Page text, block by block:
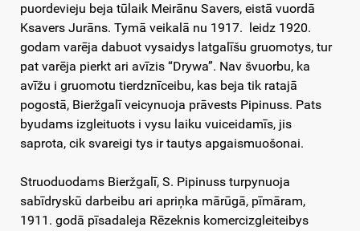
puordevieju beja tūlaik Meirānu Savers, eistā vuordā
Ksavers Jurāns. Tymā veikalā nu 1917. leidz 1920.
godam varēja dabuot vysaidys latgalīšu gruomotys, tur
pat varēja pierkt ari avīzis “Drywa”. Nav švuorbu, ka
avīžu i gruomotu tierdznīceibu, kas beja tik ratajā
pogostā, Bieržgalī veicynuoja prāvests Pipinuss. Pats
byudams izgleituots i vysu laiku vuiceidamīs, jis
saprota, cik svareigi tys ir tautys apgaismuošonai.
Struoduodams Bieržgalī, S. Pipinuss turpynuoja
sabīdryskū darbeibu ari apriņka mārūgā, pīmāram,
1911. godā pīsadaleja Rēzeknis komercizgleiteibys